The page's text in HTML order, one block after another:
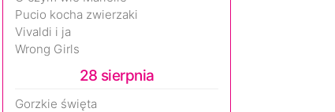
Pucio kocha zwierzaki
Vivaldi i ja
Wrong Girls
28 sierpnia
Gorzkie święta